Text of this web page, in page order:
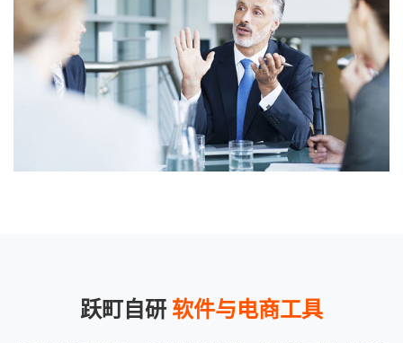
跃町自研 软件与电商工具